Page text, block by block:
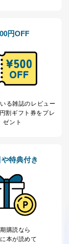
スに関する
ラブル対
など応対品
トの投稿内容
タマーQ＆A
のご案内の
、サービ
め
管理等のた
ご購入され
らのｅメー
ン等の広告
円OFF
る雑誌のレビュー
割ギフト券をプレ
ゼント
特典付き
購読なら
本が読めて